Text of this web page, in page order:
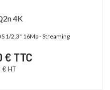
4K
1/2,3" 16Mp - Streaming
€ TTC
€ HT